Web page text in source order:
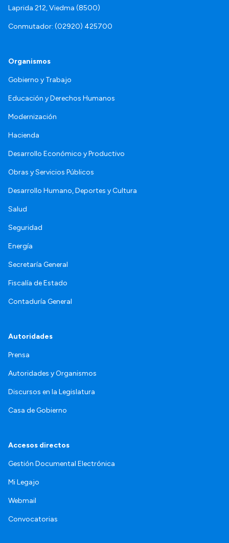
Laprida 212, Viedma (8500)
Conmutador: (02920) 425700
Organismos
Gobierno y Trabajo
Educación y Derechos Humanos
Modernización
Hacienda
Desarrollo Económico y Productivo
Obras y Servicios Públicos
Desarrollo Humano, Deportes y Cultura
Salud
Seguridad
Energía
Secretaría General
Fiscalía de Estado
Contaduría General
Autoridades
Prensa
Autoridades y Organismos
Discursos en la Legislatura
Casa de Gobierno
Accesos directos
Gestión Documental Electrónica
Mi Legajo
Webmail
Convocatorias